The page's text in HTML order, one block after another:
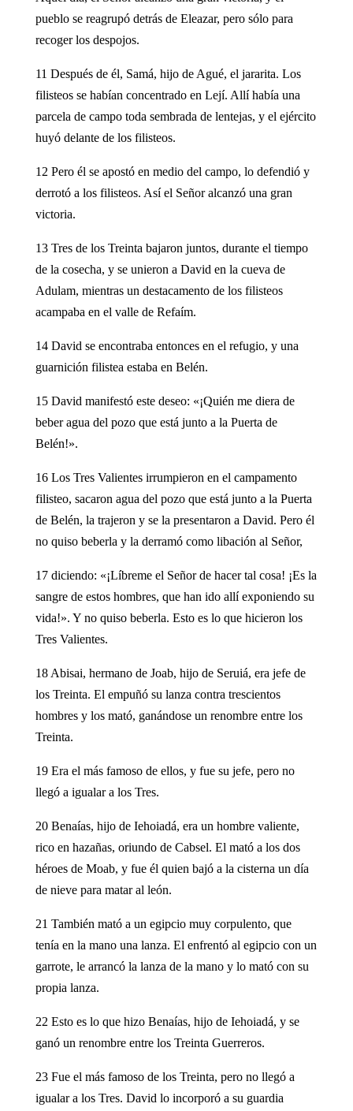
pueblo se reagrupó detrás de Eleazar, pero sólo para
recoger los despojos.
11 Después de él, Samá, hijo de Agué, el jararita. Los
filisteos se habían concentrado en Lejí. Allí había una
parcela de campo toda sembrada de lentejas, y el ejército
huyó delante de los filisteos.
12 Pero él se apostó en medio del campo, lo defendió y
derrotó a los filisteos. Así el Señor alcanzó una gran
victoria.
13 Tres de los Treinta bajaron juntos, durante el tiempo
de la cosecha, y se unieron a David en la cueva de
Adulam, mientras un destacamento de los filisteos
acampaba en el valle de Refaím.
14 David se encontraba entonces en el refugio, y una
guarnición filistea estaba en Belén.
15 David manifestó este deseo: «¡Quién me diera de
beber agua del pozo que está junto a la Puerta de
Belén!».
16 Los Tres Valientes irrumpieron en el campamento
filisteo, sacaron agua del pozo que está junto a la Puerta
de Belén, la trajeron y se la presentaron a David. Pero él
no quiso beberla y la derramó como libación al Señor,
17 diciendo: «¡Líbreme el Señor de hacer tal cosa! ¡Es la
sangre de estos hombres, que han ido allí exponiendo su
vida!». Y no quiso beberla. Esto es lo que hicieron los
Tres Valientes.
18 Abisai, hermano de Joab, hijo de Seruiá, era jefe de
los Treinta. El empuñó su lanza contra trescientos
hombres y los mató, ganándose un renombre entre los
Treinta.
19 Era el más famoso de ellos, y fue su jefe, pero no
llegó a igualar a los Tres.
20 Benaías, hijo de Iehoiadá, era un hombre valiente,
rico en hazañas, oriundo de Cabsel. El mató a los dos
héroes de Moab, y fue él quien bajó a la cisterna un día
de nieve para matar al león.
21 También mató a un egipcio muy corpulento, que
tenía en la mano una lanza. El enfrentó al egipcio con un
garrote, le arrancó la lanza de la mano y lo mató con su
propia lanza.
22 Esto es lo que hizo Benaías, hijo de Iehoiadá, y se
ganó un renombre entre los Treinta Guerreros.
23 Fue el más famoso de los Treinta, pero no llegó a
igualar a los Tres. David lo incorporó a su guardia